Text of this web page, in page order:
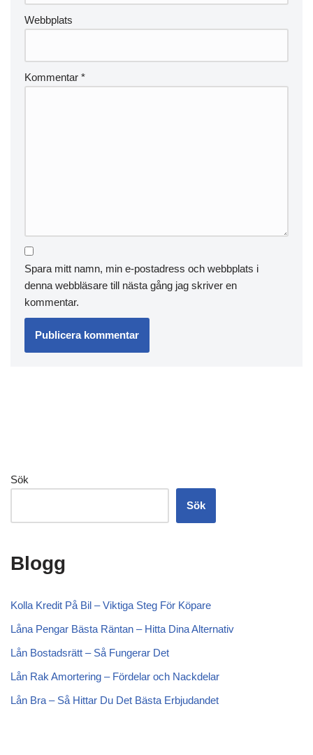
Webbplats
Kommentar *
Spara mitt namn, min e-postadress och webbplats i
denna webbläsare till nästa gång jag skriver en
kommentar.
Sök
Sök
Blogg
Kolla Kredit På Bil – Viktiga Steg För Köpare
Låna Pengar Bästa Räntan – Hitta Dina Alternativ
Lån Bostadsrätt – Så Fungerar Det
Lån Rak Amortering – Fördelar och Nackdelar
Lån Bra – Så Hittar Du Det Bästa Erbjudandet